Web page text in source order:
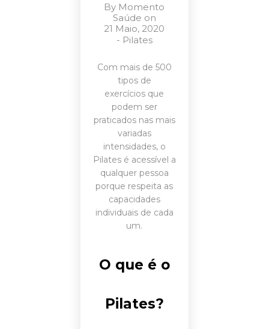
By Momento
Saúde on
21 Maio, 2020
- Pilates
Com mais de 500
tipos de
exercícios que
podem ser
praticados nas mais
variadas
intensidades, o
Pilates é acessível a
qualquer pessoa
porque respeita as
capacidades
individuais de cada
um.
O que é o
Pilates?